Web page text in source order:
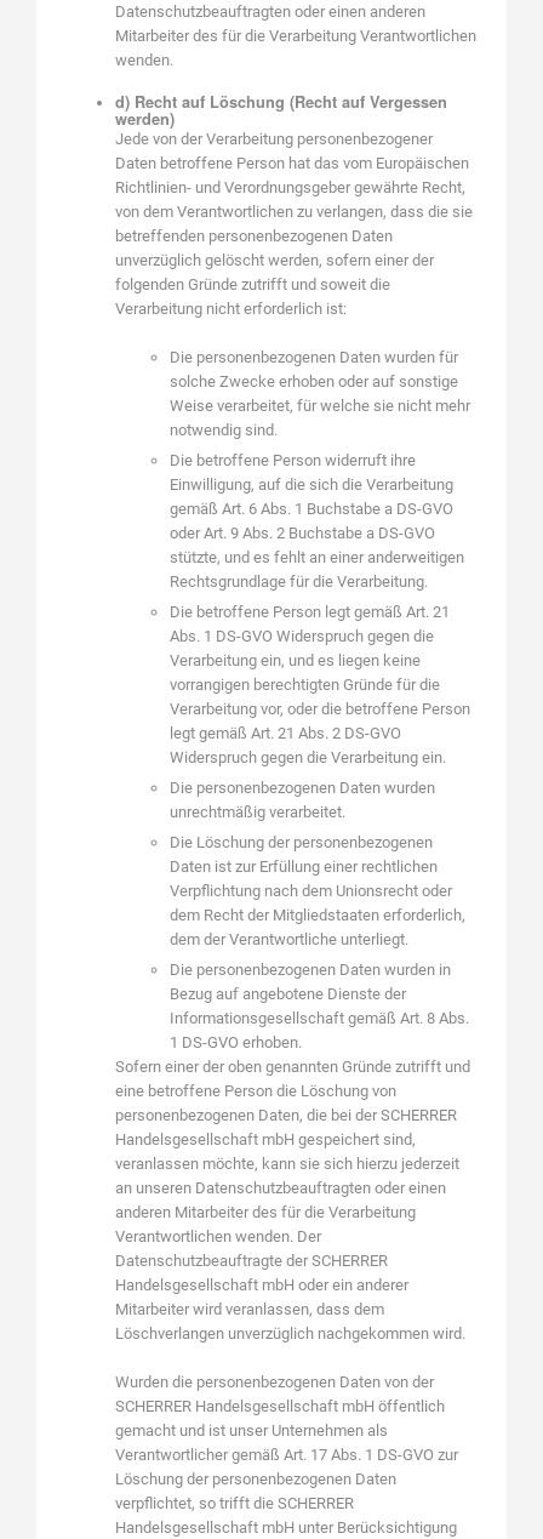
Datenschutzbeauftragten oder einen anderen
Mitarbeiter des für die Verarbeitung Verantwortlichen
wenden.
d) Recht auf Löschung (Recht auf Vergessen
werden)
Jede von der Verarbeitung personenbezogener
Daten betroffene Person hat das vom Europäischen
Richtlinien- und Verordnungsgeber gewährte Recht,
von dem Verantwortlichen zu verlangen, dass die sie
betreffenden personenbezogenen Daten
unverzüglich gelöscht werden, sofern einer der
folgenden Gründe zutrifft und soweit die
Verarbeitung nicht erforderlich ist:
Die personenbezogenen Daten wurden für
solche Zwecke erhoben oder auf sonstige
Weise verarbeitet, für welche sie nicht mehr
notwendig sind.
Die betroffene Person widerruft ihre
Einwilligung, auf die sich die Verarbeitung
gemäß Art. 6 Abs. 1 Buchstabe a DS-GVO
oder Art. 9 Abs. 2 Buchstabe a DS-GVO
stützte, und es fehlt an einer anderweitigen
Rechtsgrundlage für die Verarbeitung.
Die betroffene Person legt gemäß Art. 21
Abs. 1 DS-GVO Widerspruch gegen die
Verarbeitung ein, und es liegen keine
vorrangigen berechtigten Gründe für die
Verarbeitung vor, oder die betroffene Person
legt gemäß Art. 21 Abs. 2 DS-GVO
Widerspruch gegen die Verarbeitung ein.
Die personenbezogenen Daten wurden
unrechtmäßig verarbeitet.
Die Löschung der personenbezogenen
Daten ist zur Erfüllung einer rechtlichen
Verpflichtung nach dem Unionsrecht oder
dem Recht der Mitgliedstaaten erforderlich,
dem der Verantwortliche unterliegt.
Die personenbezogenen Daten wurden in
Bezug auf angebotene Dienste der
Informationsgesellschaft gemäß Art. 8 Abs.
1 DS-GVO erhoben.
Sofern einer der oben genannten Gründe zutrifft und
eine betroffene Person die Löschung von
personenbezogenen Daten, die bei der SCHERRER
Handelsgesellschaft mbH gespeichert sind,
veranlassen möchte, kann sie sich hierzu jederzeit
an unseren Datenschutzbeauftragten oder einen
anderen Mitarbeiter des für die Verarbeitung
Verantwortlichen wenden. Der
Datenschutzbeauftragte der SCHERRER
Handelsgesellschaft mbH oder ein anderer
Mitarbeiter wird veranlassen, dass dem
Löschverlangen unverzüglich nachgekommen wird.
Wurden die personenbezogenen Daten von der
SCHERRER Handelsgesellschaft mbH öffentlich
gemacht und ist unser Unternehmen als
Verantwortlicher gemäß Art. 17 Abs. 1 DS-GVO zur
Löschung der personenbezogenen Daten
verpflichtet, so trifft die SCHERRER
Handelsgesellschaft mbH unter Berücksichtigung